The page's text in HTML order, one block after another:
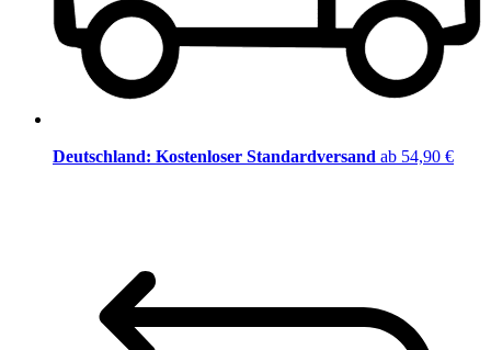
Deutschland: Kostenloser Standardversand ab 54,90 €